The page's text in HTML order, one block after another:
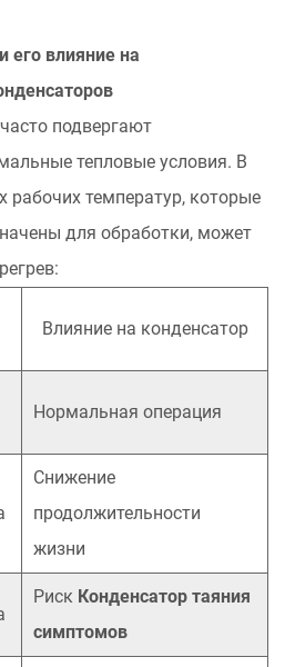
его влияние на
подвергают
тепловые условия. В
рабочих температур, которые
для обработки, может
Влияние на конденсатор
Нормальная операция
Снижение
продолжительности
жизни
Риск Конденсатор таяния
симптомов